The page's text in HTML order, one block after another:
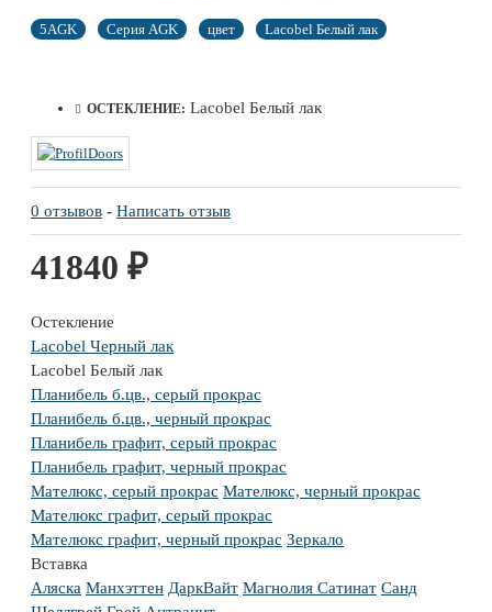
5AGK Серия AGK цвет Lacobel Белый лак
ОСТЕКЛЕНИЕ: Lacobel Белый лак
0 отзывов - Написать отзыв
41840 ₽
Остекление
Lacobel Черный лак
Lacobel Белый лак
Планибель б.цв., серый прокрас
Планибель б.цв., черный прокрас
Планибель графит, серый прокрас
Планибель графит, черный прокрас
Мателюкс, серый прокрас Мателюкс, черный прокрас
Мателюкс графит, серый прокрас
Мателюкс графит, черный прокрас Зеркало
Вставка
Аляска Манхэттен ДаркВайт Магнолия Сатинат Санд